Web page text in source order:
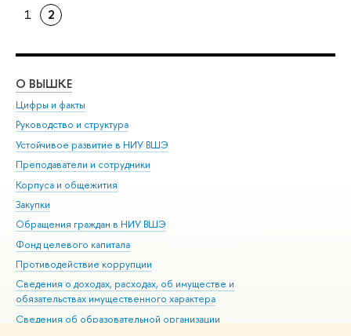
1 2
О ВЫШКЕ
Цифры и факты
Руководство и структура
Устойчивое развитие в НИУ ВШЭ
Преподаватели и сотрудники
Корпуса и общежития
Закупки
Обращения граждан в НИУ ВШЭ
Фонд целевого капитала
Противодействие коррупции
Сведения о доходах, расходах, об имуществе и
обязательствах имущественного характера
Сведения об образовательной организации